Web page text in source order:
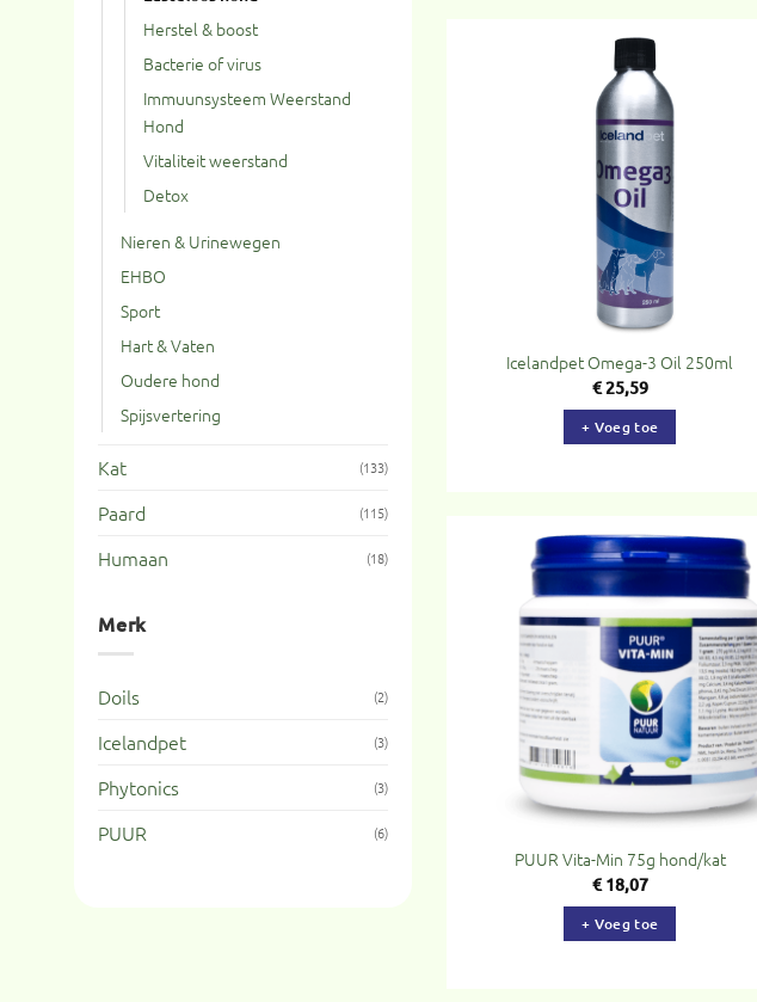
Herstel & boost
Bacterie of virus
Immuunsysteem Weerstand
Hond
Vitaliteit weerstand
Detox
Nieren & Urinewegen
EHBO
Sport
Hart & Vaten
Oudere hond
Spijsvertering
Kat (133)
Paard (115)
Humaan (18)
Merk
Doils (2)
Icelandpet (3)
Phytonics (3)
PUUR (6)
Icelandpet Omega-3 Oil 250ml
€25,59
+ Voeg toe
Toevoegen
aan
verlanglijst
PUUR Vita-Min 75g hond/kat
€18,07
+ Voeg toe